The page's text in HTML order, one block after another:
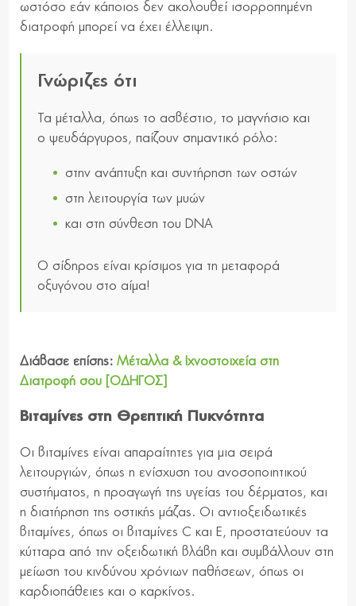
ωστόσο εάν κάποιος δεν ακολουθεί ισορροπημένη
διατροφή μπορεί να έχει έλλειψη.
Γνώριζες ότι
Τα μέταλλα, όπως το ασβέστιο, το μαγνήσιο και
ο ψευδάργυρος, παίζουν σημαντικό ρόλο:
στην ανάπτυξη και συντήρηση των οστών
στη λειτουργία των μυών
και στη σύνθεση του DNA
Ο σίδηρος είναι κρίσιμος για τη μεταφορά
οξυγόνου στο αίμα!
Διάβασε επίσης: Μέταλλα & Ιχνοστοιχεία στη
Διατροφή σου [ΟΔΗΓΟΣ]
Βιταμίνες στη Θρεπτική Πυκνότητα
Οι βιταμίνες είναι απαραίτητες για μια σειρά
λειτουργιών, όπως η ενίσχυση του ανοσοποιητικού
συστήματος, η προαγωγή της υγείας του δέρματος, και
η διατήρηση της οστικής μάζας. Οι αντιοξειδωτικές
βιταμίνες, όπως οι βιταμίνες C και E, προστατεύουν τα
κύτταρα από την οξειδωτική βλάβη και συμβάλλουν στη
μείωση του κινδύνου χρόνιων παθήσεων, όπως οι
καρδιοπάθειες και ο καρκίνος.